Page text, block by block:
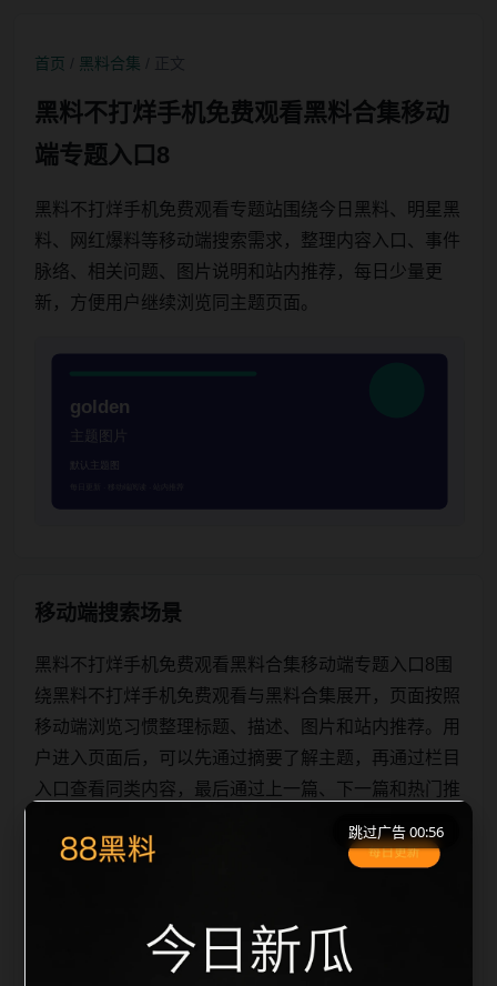
首页 黑料合集
黑料不打烊手机免费观看黑料合集移动
端专题入口8
黑料不打烊手机免费观看专题站围绕今日黑料、明星黑
料、网红爆料等移动端搜索需求，整理内容入口、事件
脉络、相关问题、图片说明和站内推荐，每日少量更
新，方便用户继续浏览同主题页面。
移动端搜索场景
黑料不打烊手机免费观看黑料合集移动端专题入口8围
绕黑料不打烊手机免费观看与黑料合集展开，页面按照
移动端浏览习惯整理标题、描述、图片和站内推荐。用
户进入页面后，可以先通过摘要了解主题，再通过栏目
入口查看同类内容，最后通过上一篇、下一篇和热门推
关关键词堆砌，也避免多个站点同步发布完全相同的标
后续采集时将继续执行远程图片本地化、坏图默认图兜
底、标题重复过滤和 des
跳过广告 00:56